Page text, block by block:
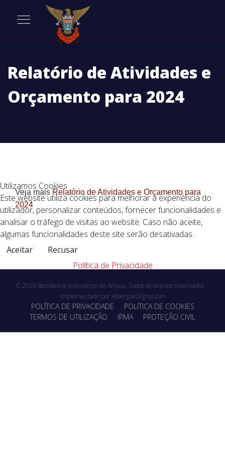
Relatório de Atividades e
Orçamento para 2024
Veja mais Relatório de Atividades e Orçamento para
2024
© 2026 Bombeiros Voluntários de Arouca. Todos os direitos reservados. -
Implementado porAlbergueDigital.com
POLÍTICA DE PRIVACIDADE
POLÍTICA DE COOKIES
TERMOS DE UTILIZAÇÃO
IPMA PROTEÇÃO CIVIL
Utilizamos Cookies
Este website utiliza cookies para melhorar a experiência do
utilizador, personalizar conteúdos, fornecer funcionalidades e
analisar o tráfego de visitas ao website. Caso não aceite,
algumas funcionalidades deste site serão desativadas.
Aceitar
Recusar
Política de Privacidade